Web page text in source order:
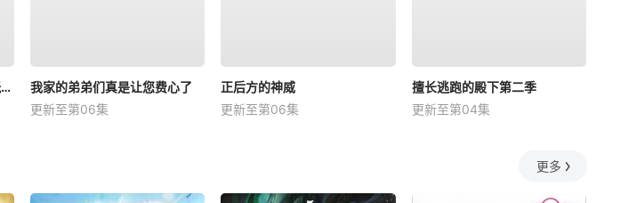
地狱模式～喜欢速通游戏的玩家在废设定异世界无双～第二季
我家的弟弟们真是让您费心了
更新至第06集
正后方的神威
更新至第06集
擅长逃跑的殿下第二季
更新至第04集
更多